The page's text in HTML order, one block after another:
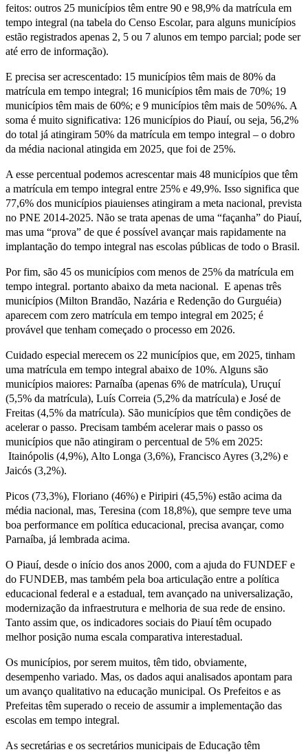
feitos: outros 25 municípios têm entre 90 e 98,9% da matrícula em
tempo integral (na tabela do Censo Escolar, para alguns municípios
estão registrados apenas 2, 5 ou 7 alunos em tempo parcial; pode ser
até erro de informação).
E precisa ser acrescentado: 15 municípios têm mais de 80% da
matrícula em tempo integral; 16 municípios têm mais de 70%; 19
municípios têm mais de 60%; e 9 municípios têm mais de 50%%. A
soma é muito significativa: 126 municípios do Piauí, ou seja, 56,2%
do total já atingiram 50% da matrícula em tempo integral – o dobro
da média nacional atingida em 2025, que foi de 25%.
A esse percentual podemos acrescentar mais 48 municípios que têm
a matrícula em tempo integral entre 25% e 49,9%. Isso significa que
77,6% dos municípios piauienses atingiram a meta nacional, prevista
no PNE 2014-2025. Não se trata apenas de uma “façanha” do Piauí,
mas uma “prova” de que é possível avançar mais rapidamente na
implantação do tempo integral nas escolas públicas de todo o Brasil.
Por fim, são 45 os municípios com menos de 25% da matrícula em
tempo integral. portanto abaixo da meta nacional. E apenas três
municípios (Milton Brandão, Nazária e Redenção do Gurguéia)
aparecem com zero matrícula em tempo integral em 2025; é
provável que tenham começado o processo em 2026.
Cuidado especial merecem os 22 municípios que, em 2025, tinham
uma matrícula em tempo integral abaixo de 10%. Alguns são
municípios maiores: Parnaíba (apenas 6% de matrícula), Uruçuí
(5,5% da matrícula), Luís Correia (5,2% da matrícula) e José de
Freitas (4,5% da matrícula). São municípios que têm condições de
acelerar o passo. Precisam também acelerar mais o passo os
municípios que não atingiram o percentual de 5% em 2025:
Itainópolis (4,9%), Alto Longa (3,6%), Francisco Ayres (3,2%) e
Jaicós (3,2%).
Picos (73,3%), Floriano (46%) e Piripiri (45,5%) estão acima da
média nacional, mas, Teresina (com 18,8%), que sempre teve uma
boa performance em política educacional, precisa avançar, como
Parnaíba, já lembrada acima.
O Piauí, desde o início dos anos 2000, com a ajuda do FUNDEF e
do FUNDEB, mas também pela boa articulação entre a política
educacional federal e a estadual, tem avançado na universalização,
modernização da infraestrutura e melhoria de sua rede de ensino.
Tanto assim que, os indicadores sociais do Piauí têm ocupado
melhor posição numa escala comparativa interestadual.
Os municípios, por serem muitos, têm tido, obviamente,
desempenho variado. Mas, os dados aqui analisados apontam para
um avanço qualitativo na educação municipal. Os Prefeitos e as
Prefeitas têm superado o receio de assumir a implementação das
escolas em tempo integral.
As secretárias e os secretários municipais de Educação têm